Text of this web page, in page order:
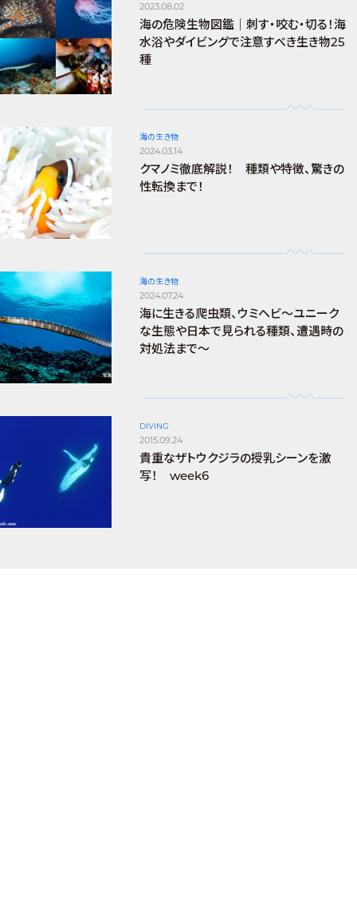
2023.08.02
海の危険生物図鑑｜刺す・咬む・切る！海
水浴やダイビングで注意すべき生き物25
種
海の生き物
2024.03.14
クマノミ徹底解説！ 種類や特徴、驚きの
性転換まで！
海の生き物
2024.07.24
海に生きる爬虫類、ウミヘビ～ユニーク
な生態や日本で見られる種類、遭遇時の
対処法まで～
DIVING
2015.09.24
貴重なザトウクジラの授乳シーンを激
写！ week6